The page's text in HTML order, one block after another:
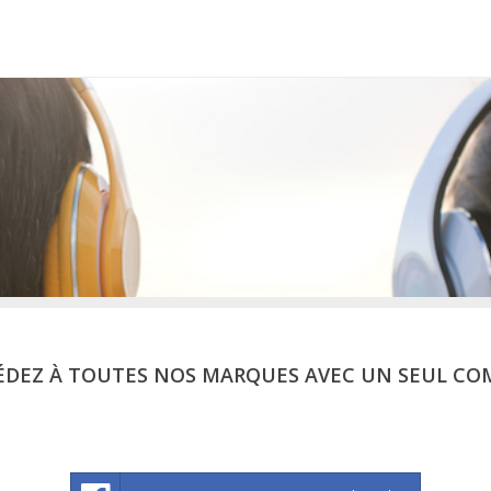
À TOUTES NOS MARQUES AVEC UN SEUL